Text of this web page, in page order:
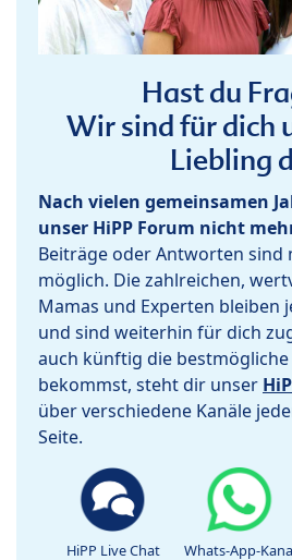
Hast du
Wir sind für dich
Liebling
Nach vielen gemeinsamen
unser HiPP Forum nicht
Beiträge oder Antworten sind
möglich. Die zahlreichen,
Mamas und Experten bleiben
und sind weiterhin für dich
auch künftig die
bekommst, steht dir unser
über verschiedene Kanäle
Seite.
HiPP Live Chat Whats-App-